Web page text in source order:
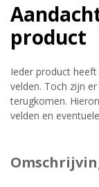
product
Ieder product
velden. Toch zijn
terugkomen.
velden en